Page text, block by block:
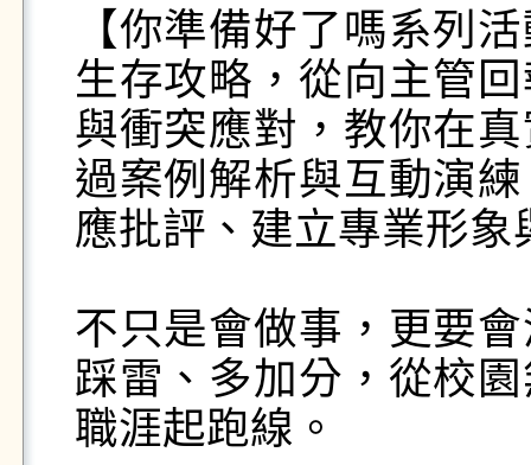
【你準備好了嗎系列
生存攻略，從向主管
與衝突應對，教你在
過案例解析與互動演
應批評、建立專業形象
不只是會做事，更要
踩雷、多加分，從校
職涯起跑線。